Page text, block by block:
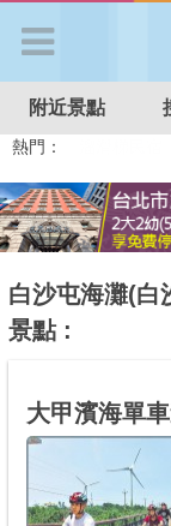
APP登入
首 頁
最新消息
最新留言
附近景點
熱門：
白沙屯海灘(白
景點 :
大甲濱海單